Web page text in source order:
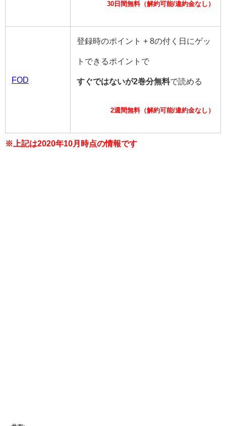
30日間無料（解約可能/違約金なし）
FOD
登録時のポイント + 8の付く日にゲッ
トできるポイントで
すぐではないが2巻分無料で読める
2週間無料（解約可能/違約金なし）
※上記は2020年10月時点の情報です